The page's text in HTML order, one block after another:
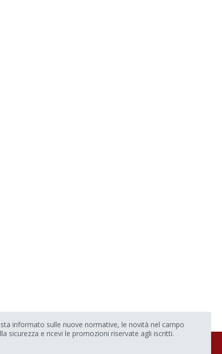
informato sulle nuove normative, le novità nel campo
sicurezza e ricevi le promozioni riservate agli iscritti.